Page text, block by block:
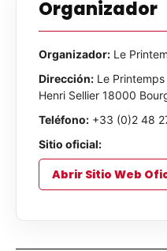
Organizador
Organizador: Le
Dirección: Le
Henri Sellier 18000
Teléfono: +33 (0)2 48
Sitio oficial:
Abrir Sitio Web